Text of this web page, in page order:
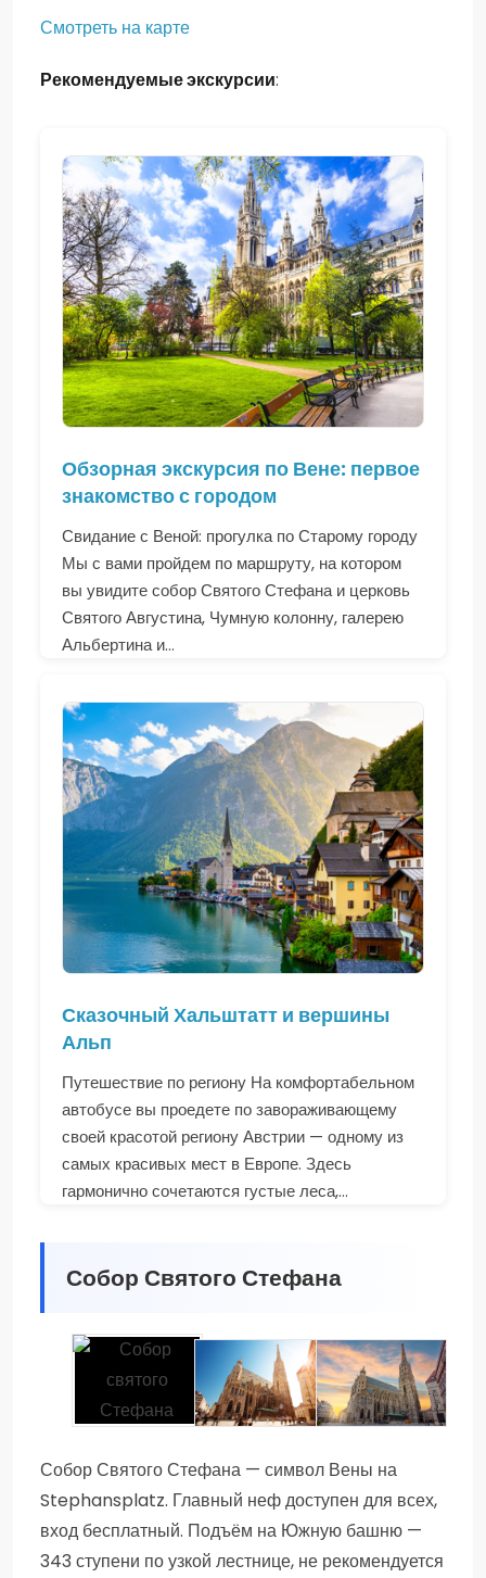
Смотреть на карте
Рекомендуемые экскурсии:
Обзорная экскурсия по Вене: первое
знакомство с городом
Свидание с Веной: прогулка по Старому городу
Мы с вами пройдем по маршруту, на котором
вы увидите собор Святого Стефана и церковь
Святого Августина, Чумную колонну, галерею
Альбертина и...
Сказочный Хальштатт и вершины
Альп
Путешествие по региону На комфортабельном
автобусе вы проедете по завораживающему
своей красотой региону Австрии — одному из
самых красивых мест в Европе. Здесь
гармонично сочетаются густые леса,...
Собор Святого Стефана
СОБОР СВЯТОГО СТЕФАНАСОБОР СВЯТОГО СТЕФАНА
СРЕДНЕВЕКОВЬЕ
БИЛЕТЫ В СОБОР
Собор Святого Стефана — символ Вены на
Stephansplatz. Главный неф доступен для всех,
вход бесплатный. Подъём на Южную башню —
343 ступени по узкой лестнице, не рекомендуется